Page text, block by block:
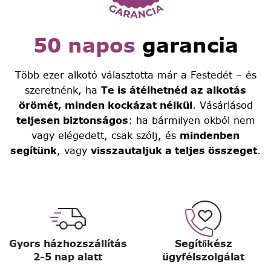
50 napos garancia
Több ezer alkotó választotta már a Festedét – és
szeretnénk, ha Te is átélhetnéd az alkotás
örömét, minden kockázat nélkül. Vásárlásod
teljesen biztonságos: ha bármilyen okból nem
vagy elégedett, csak szólj, és mindenben
segítünk, vagy visszautaljuk a teljes összeget.
Gyors házhozszállítás
2-5 nap alatt
Segítőkész
ügyfélszolgálat